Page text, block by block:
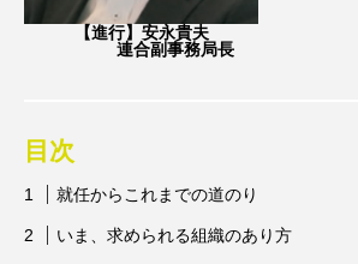
【進行】安永貴夫
連合副事務局長
目次
就任からこれまでの道のり
いま、求められる組織のあり方